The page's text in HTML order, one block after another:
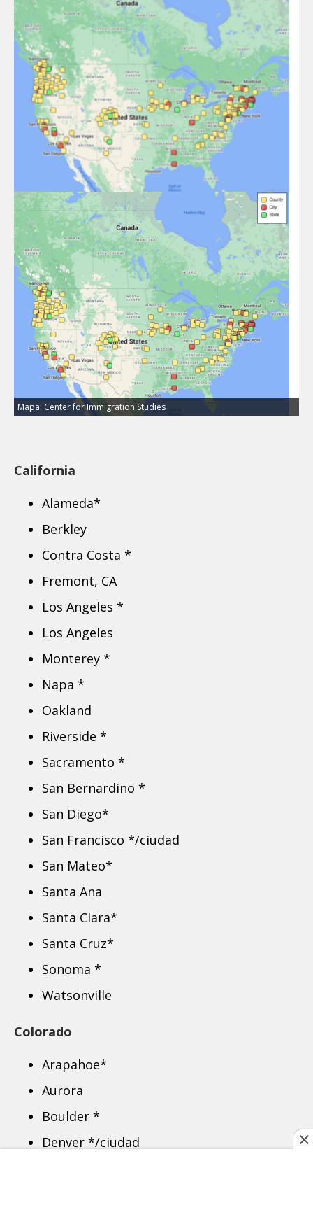
Mapa: Center for Immigration Studies
California
Alameda*
Berkley
Contra Costa *
Fremont, CA
Los Angeles *
Los Angeles
Monterey *
Napa *
Oakland
Riverside *
Sacramento *
San Bernardino *
San Diego*
San Francisco */ciudad
San Mateo*
Santa Ana
Santa Clara*
Santa Cruz*
Sonoma *
Watsonville
Colorado
Arapahoe*
Aurora
Boulder *
Denver */ciudad